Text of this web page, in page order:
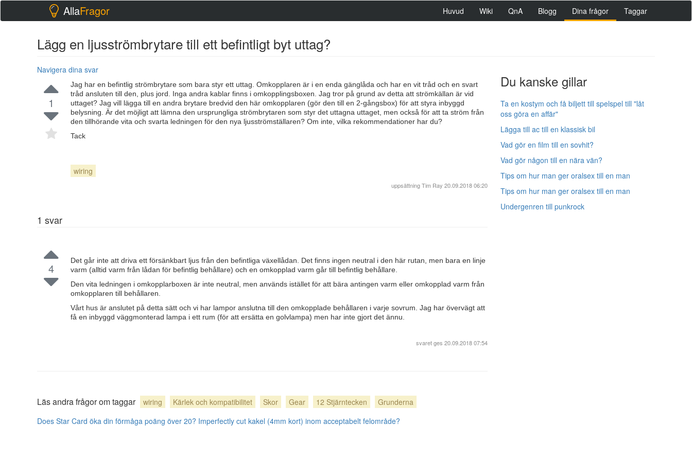
AllaFragor Huvud Wiki QnA Blogg Dina frågor Taggar
Lägg en ljusströmbrytare till ett befintligt byt uttag?
Navigera dina svar
Du kanske gillar
Ta en kostym och få biljett till spelspel till "låt
oss göra en affär"
Lägga till ac till en klassisk bil
Vad gör en film till en sovhit?
Vad gör någon till en nära vän?
Tips om hur man ger oralsex till en man
Tips om hur man ger oralsex till en man
Undergenren till punkrock
1
Jag har en befintlig strömbrytare som bara styr ett uttag. Omkopplaren är i en enda gänglåda och har en vit tråd och en svart
tråd ansluten till den, plus jord. Inga andra kablar finns i omkopplingsboxen. Jag tror på grund av detta att strömkällan är vid
uttaget? Jag vill lägga till en andra brytare bredvid den här omkopplaren (gör den till en 2-gångsbox) för att styra inbyggd
belysning. Är det möjligt att lämna den ursprungliga strömbrytaren som styr det uttagna uttaget, men också för att ta ström från
den tillhörande vita och svarta ledningen för den nya ljusströmställaren? Om inte, vilka rekommendationer har du?
Tack
wiring
uppsättningTim Ray 20.09.2018 06:20
1 svar
4
Det går inte att driva ett försänkbart ljus från den befintliga växellådan. Det finns ingen neutral i den här rutan, men bara en linje
varm (alltid varm från lådan för befintlig behållare) och en omkopplad varm går till befintlig behållare.
Den vita ledningen i omkopplarboxen är inte neutral, men används istället för att bära antingen varm eller omkopplad varm från
omkopplaren till behållaren.
Vårt hus är anslutet på detta sätt och vi har lampor anslutna till den omkopplade behållaren i varje sovrum. Jag har övervägt att
få en inbyggd väggmonterad lampa i ett rum (för att ersätta en golvlampa) men har inte gjort det ännu.
svaret ges 20.09.2018 07:54
Läs andra frågor om taggar wiring Kärlek och kompatibilitet Skor Gear 12 Stjärntecken
Grunderna
Does Star Card öka din förmåga poäng över 20? Imperfectly cut kakel (4mm kort) inom acceptabelt felområde?